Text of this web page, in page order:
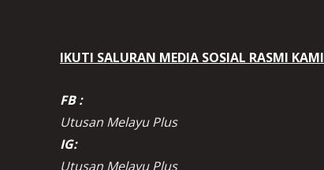
IKUTI SALURAN MEDIA SOSIAL RASMI KAMI
FB :
Utusan Melayu Plus
IG:
Utusan Melayu Plus